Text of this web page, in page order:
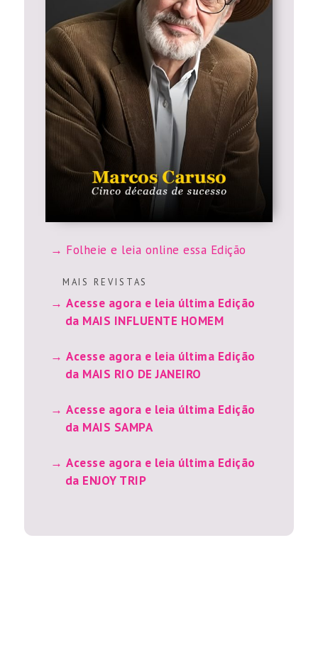
Folheie e leia online essa Edição
M A I S R E V I S T A S
Acesse agora e leia última Edição
da MAIS INFLUENTE HOMEM
Acesse agora e leia última Edição
da MAIS RIO DE JANEIRO
Acesse agora e leia última Edição
da MAIS SAMPA
Acesse agora e leia última Edição
da ENJOY TRIP